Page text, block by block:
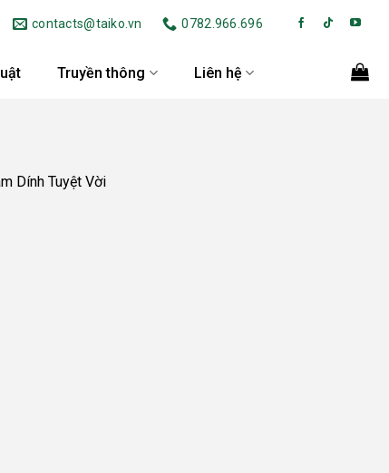
contacts@taiko.vn 0782.966.696
Truyền thông Liên hệ
Dính Tuyệt Vời